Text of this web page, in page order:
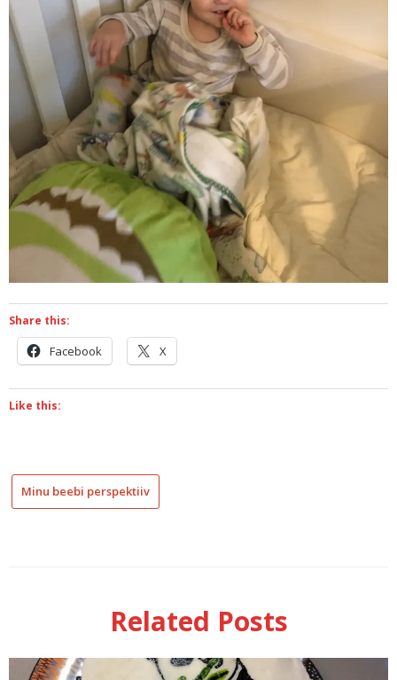
Share this:
Facebook X
Like this:
Minu beebi perspektiiv
(0-12
Related Posts